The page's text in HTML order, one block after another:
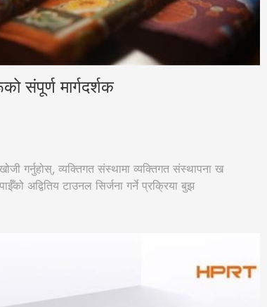
संपूर्ण मार्गदर्शक
गर्नुहोस्, व्यक्तिगत संस्थामा व्यक्तिगत संस्थापना ख
अद्वितिय टाउनल सिर्जना गर्ने प्रक्रिया बुझ